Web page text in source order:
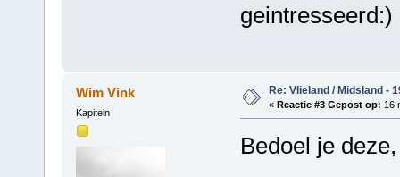
geintresseerd:)
Wim Vink
Kapitein
Re: Vlieland / Midsland -
« Reactie #3 Gepost op: 16
Bedoel je